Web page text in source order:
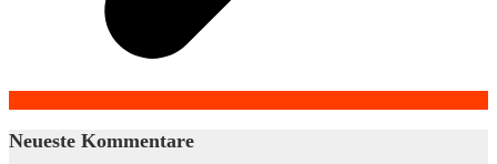
Neueste Kommentare